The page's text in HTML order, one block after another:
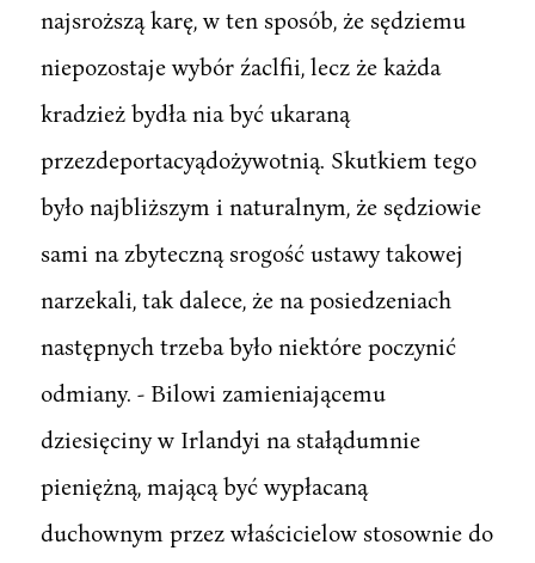
najsroższą karę, w ten sposób, że sędziemu
niepozostaje wybór źaclfii, lecz że każda
kradzież bydła nia być ukaraną
przezdeportacyądożywotnią. Skutkiem tego
było najbliższym i naturalnym, że sędziowie
sami na zbyteczną srogość ustawy takowej
narzekali, tak dalece, że na posiedzeniach
następnych trzeba było niektóre poczynić
odmiany. - Bilowi zamieniającemu
dziesięciny w Irlandyi na stałądumnie
pieniężną, mającą być wypłacaną
duchownym przez właścicielow stosownie do